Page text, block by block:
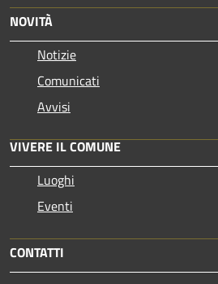
NOVITÀ
Notizie
Comunicati
Avvisi
VIVERE IL COMUNE
Luoghi
Eventi
CONTATTI